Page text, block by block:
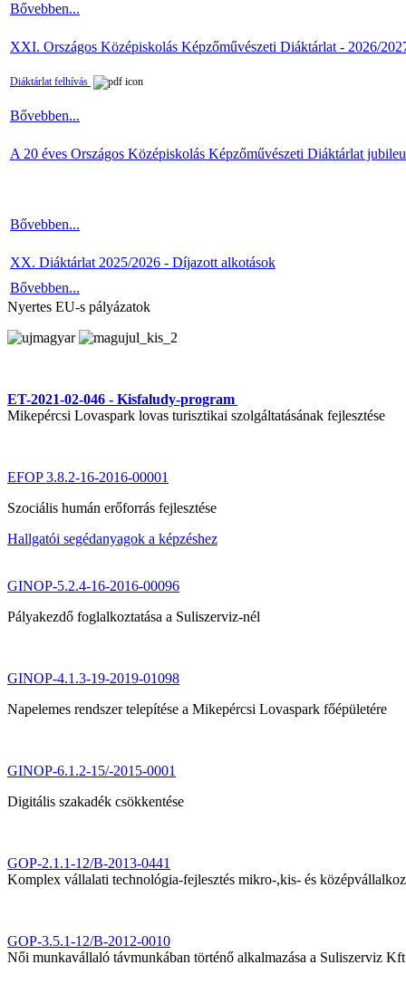
Bővebben...
XXI. Országos Középiskolás Képzőművészeti Diáktárlat - 2026/
Diáktárlat felhívás
Bővebben...
A 20 éves Országos Középiskolás Képzőművészeti Diáktárlat
Bővebben...
XX. Diáktárlat 2025/2026 - Díjazott alkotások
Bővebben...
Nyertes EU-s pályázatok
ET-2021-02-046 - Kisfaludy-program
Mikepércsi Lovaspark lovas turisztikai szolgáltatásának fejlesztése
EFOP 3.8.2-16-2016-00001
Szociális humán erőforrás fejlesztése
Hallgatói segédanyagok a képzéshez
GINOP-5.2.4-16-2016-00096
Pályakezdő foglalkoztatása a Suliszerviz-nél
GINOP-4.1.3-19-2019-01098
Napelemes rendszer telepítése a Mikepércsi Lovaspark főépületére
GINOP-6.1.2-15/-2015-0001
Digitális szakadék csökkentése
GOP-2.1.1-12/B-2013-0441
Komplex vállalati technológia-fejlesztés mikro-,kis- és
GOP-3.5.1-12/B-2012-0010
Női munkavállaló távmunkában történő alkalmazása a Suliszerviz